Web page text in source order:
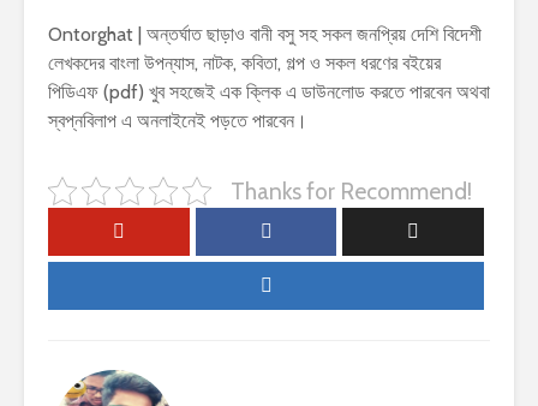
Ontorghat | অন্তর্ঘাত ছাড়াও বানী বসু সহ সকল জনপ্রিয় দেশি বিদেশী
লেখকদের বাংলা উপন্যাস, নাটক, কবিতা, গল্প ও সকল ধরণের বইয়ের
পিডিএফ (pdf) খুব সহজেই এক ক্লিক এ ডাউনলোড করতে পারবেন অথবা
স্বপ্নবিলাপ এ অনলাইনেই পড়তে পারবেন।
Thanks for Recommend!